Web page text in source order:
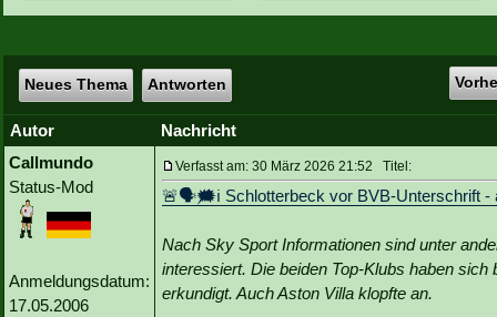
Neues Thema Antworten
Autor
Nachricht
Callmundo
Status-Mod
Anmeldungsdatum:
17.05.2006
Verfasst am: 30 März 2026 21:52 Titel:
🚨🗣🗯️ℹ️ Schlotterbeck vor BVB-Unterschrift -
Nach Sky Sport Informationen sind unter
interessiert. Die beiden Top-Klubs haben
erkundigt. Auch Aston Villa klopfte an.